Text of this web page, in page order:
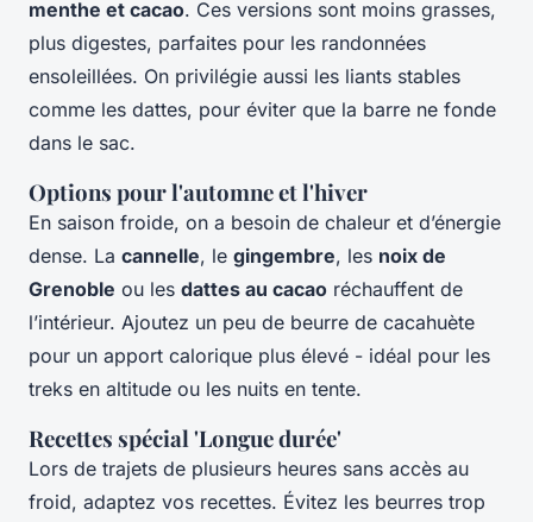
menthe et cacao. Ces versions sont moins grasses,
plus digestes, parfaites pour les randonnées
ensoleillées. On privilégie aussi les liants stables
comme les dattes, pour éviter que la barre ne fonde
dans le sac.
Options pour l'automne et l'hiver
En saison froide, on a besoin de chaleur et d’énergie
dense. La cannelle, le gingembre, les noix de
Grenoble ou les dattes au cacao réchauffent de
l’intérieur. Ajoutez un peu de beurre de cacahuète
pour un apport calorique plus élevé - idéal pour les
treks en altitude ou les nuits en tente.
Recettes spécial 'Longue durée'
Lors de trajets de plusieurs heures sans accès au
froid, adaptez vos recettes. Évitez les beurres trop